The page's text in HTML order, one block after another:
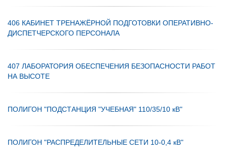
406 КАБИНЕТ ТРЕНАЖЁРНОЙ ПОДГОТОВКИ ОПЕРАТИВНО-
ДИСПЕТЧЕРСКОГО ПЕРСОНАЛА
407 ЛАБОРАТОРИЯ ОБЕСПЕЧЕНИЯ БЕЗОПАСНОСТИ РАБОТ
НА ВЫСОТЕ
ПОЛИГОН "ПОДСТАНЦИЯ "УЧЕБНАЯ" 110/35/10 кВ"
ПОЛИГОН "РАСПРЕДЕЛИТЕЛЬНЫЕ СЕТИ 10-0,4 кВ"